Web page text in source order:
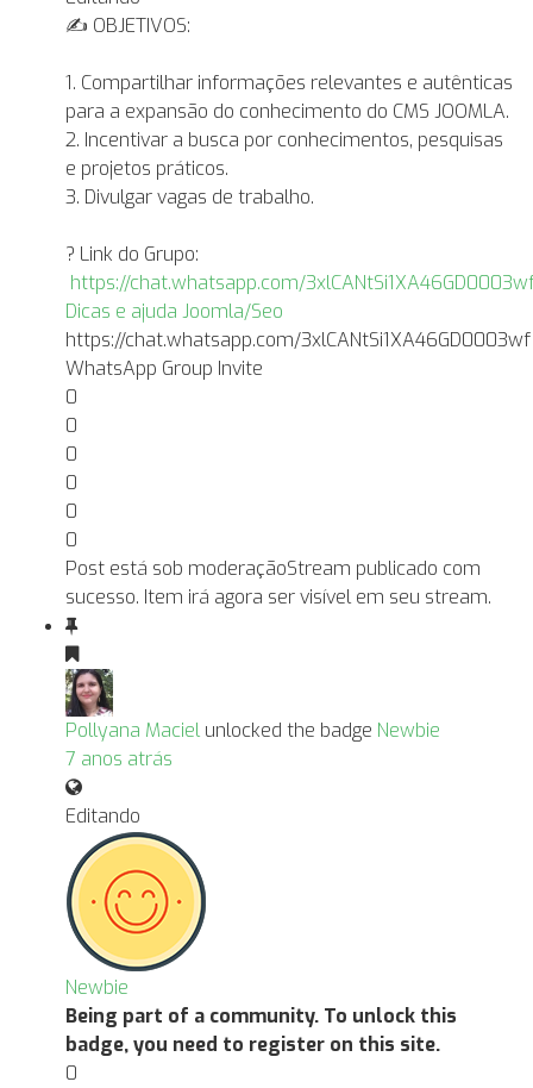
✍ OBJETIVOS:
1. Compartilhar informações relevantes e autênticas
para a expansão do conhecimento do CMS JOOMLA.
2. Incentivar a busca por conhecimentos, pesquisas
e projetos práticos.
3. Divulgar vagas de trabalho.
? Link do Grupo:
https://chat.whatsapp.com/
Dicas e ajuda Joomla/Seo
https://chat.whatsapp.com/3xlCANtSi1XA46GD0003wf
WhatsApp Group Invite
0
0
0
0
0
0
Post está sob moderaçãoStream publicado com
sucesso. Item irá agora ser visível em seu stream.
Pollyana Maciel unlocked the badge Newbie
7 anos atrás
Editando
Newbie
Being part of a community. To unlock this
badge, you need to register on this site.
0